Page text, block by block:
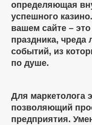
определяющая
успешного
вашем сайте –
праздника, чреда
событий, из
по душе.
Для маркетолога
позволяющий
предприятия.